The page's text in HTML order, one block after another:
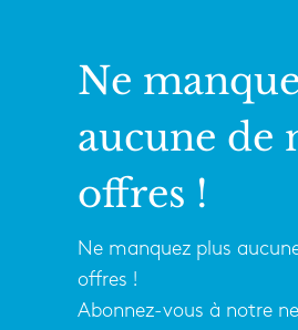
Ne
aucune de
offres !
Ne manquez plus
offres !
Abonnez-vous à notre